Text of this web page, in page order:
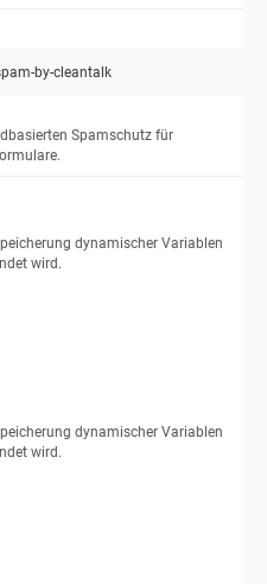
by-cleantalk
Spamschutz für
dynamischer Variablen
wird.
dynamischer Variablen
wird.